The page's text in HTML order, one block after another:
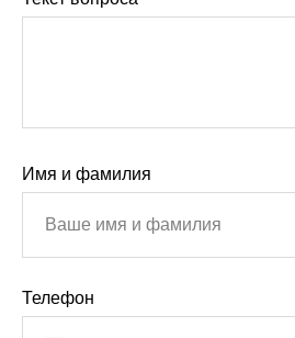
Имя и фамилия
Телефон